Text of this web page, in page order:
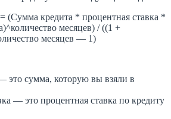
(Сумма кредита * процентная ставка *
месяцев) / ((1 +
месяцев — 1)
это сумма, которую вы взяли в
— это процентная ставка по кредиту